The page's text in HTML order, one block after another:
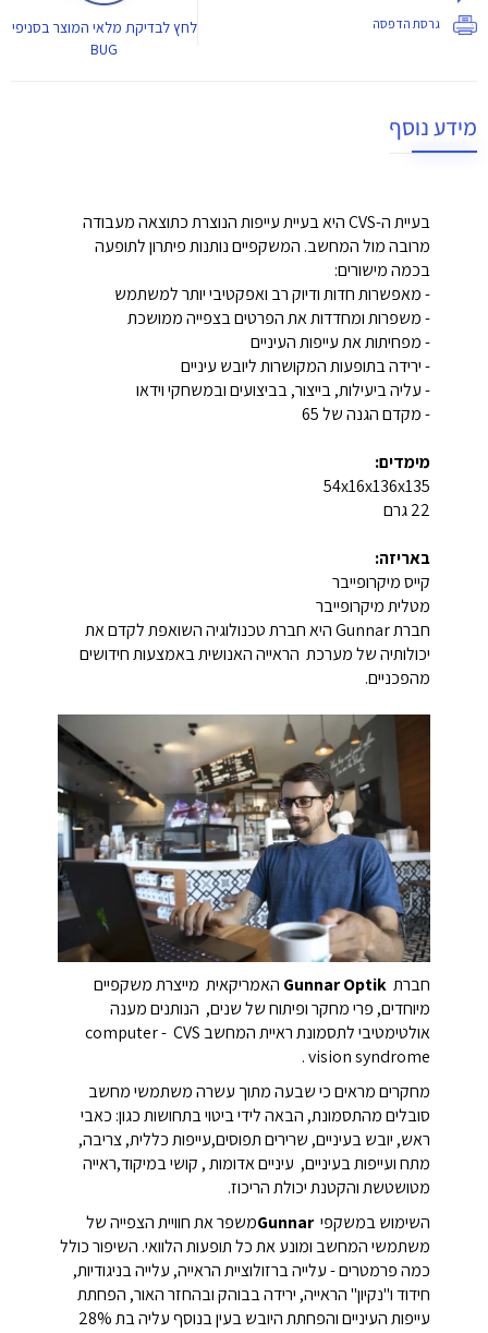
גרסת הדפסה
לחץלבדיקת מלאי המוצר בסניפי
BUG
מידע נוסף
בעיית ה-CVSהיא בעיית עייפות הנוצרת כתוצאה מעבודה
מרובה מול המחשב. המשקפיים נותנות פיתרון לתופעה
בכמה מישורים:
- מאפשרות חדות ודיוק רב ואפקטיבי יותר למשתמש
- משפרות ומחדדות את הפרטים בצפייה ממושכת
- מפחיתות את עייפות העיניים
- ירידה בתופעות המקושרות ליובש עיניים
- עליה ביעילות, בייצור, בביצועים ובמשחקי וידאו
- מקדם הגנה של 65
מימדים:
54x16x136x135
22 גרם
באריזה:
קייס מיקרופייבר
מטלית מיקרופייבר
חברתGunnarהיא חברת טכנולוגיה השואפת לקדם את
יכולותיה של מערכת הראייה האנושית באמצעות חידושים
מהפכניים.
חברת Gunnar Optik האמריקאית מייצרת משקפיים
מיוחדים, פרי מחקר ופיתוח של שנים, הנותנים מענה
אולטימטיבי לתסמונת ראיית המחשב CVS
-
computer
vision syndrome
.
מחקרים מראים כי שבעה מתוך עשרה משתמשי מחשב
סובלים מהתסמונת, הבאה לידי ביטוי בתחושות כגון: כאבי
ראש, יובש בעיניים, שרירים תפוסים,עייפות כללית, צריבה,
מתח ועייפות בעיניים, עיניים אדומות , קושי במיקוד,ראייה
מטושטשת והקטנת יכולת הריכוז.
השימוש במשקפי Gunnarמשפר את חוויית הצפייה של
משתמשי המחשב ומונע את כל תופעות הלוואי. השיפור כולל
כמה פרמטרים - עלייה ברזולוציית הראייה, עלייה בניגודיות,
חידוד ו"נקיון" הראייה, ירידה בבוהק ובהחזר האור, הפחתת
עייפות העיניים והפחתת היובש בעין בנוסף עליה בת 28%